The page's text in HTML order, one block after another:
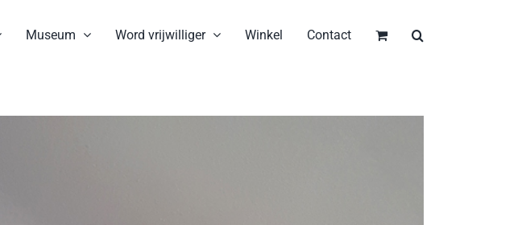
Museum Word vrijwilliger Winkel Contact